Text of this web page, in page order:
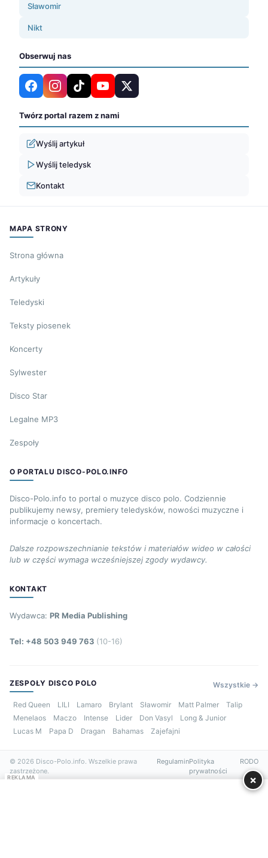
Sławomir
Nikt
Obserwuj nas
Twórz portal razem z nami
Wyślij artykuł
Wyślij teledysk
Kontakt
MAPA STRONY
Strona główna
Artykuły
Teledyski
Teksty piosenek
Koncerty
Sylwester
Disco Star
Legalne MP3
Zespoły
O PORTALU DISCO-POLO.INFO
Disco-Polo.info to portal o muzyce disco polo. Codziennie
publikujemy newsy, premiery teledysków, nowości muzyczne i
informacje o koncertach.
Dalsze rozpowszechnianie tekstów i materiałów wideo w całości
lub w części wymaga wcześniejszej zgody wydawcy.
KONTAKT
Wydawca: PR Media Publishing
Tel: +48 503 949 763 (10-16)
ZESPOŁY DISCO POLO Wszystkie →
Red Queen LILI Lamaro Brylant Sławomir Matt Palmer
Talip
Menelaos
Maczo Intense Lider Don Vasyl
Long & Junior
Lucas M
Papa D Dragan Bahamas Zajefajni
© 2026 Disco-Polo.info. Wszelkie prawa
zastrzeżone.
RegulaminPolityka
prywatności
RODO
REKLAMA ×